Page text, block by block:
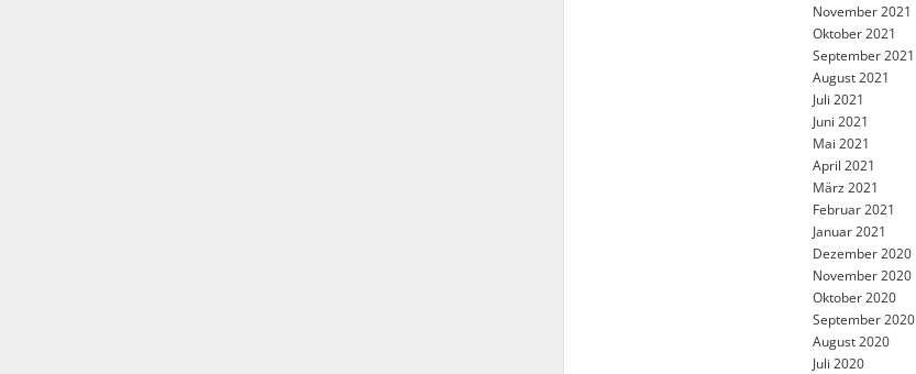
November 2021
Oktober 2021
September 2021
August 2021
Juli 2021
Juni 2021
Mai 2021
April 2021
März 2021
Februar 2021
Januar 2021
Dezember 2020
November 2020
Oktober 2020
September 2020
August 2020
Juli 2020